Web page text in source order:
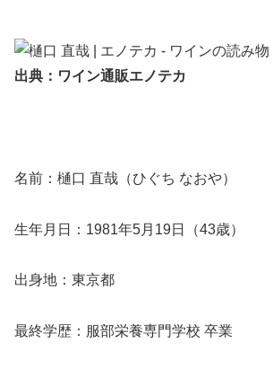
出典：ワイン通販エノテカ
名前：樋口 直哉（ひぐち なおや）
生年月日：1981年5月19日（43歳）
出身地：東京都
最終学歴：服部栄養専門学校 卒業